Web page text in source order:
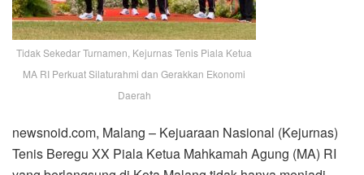
Tidak Sekedar Turnamen, Kejurnas Tenis Piala Ketua
MA RI Perkuat Silaturahmi dan Gerakkan Ekonomi
Daerah
newsnoid.com, Malang – Kejuaraan Nasional (Kejurnas)
Tenis Beregu XX Piala Ketua Mahkamah Agung (MA) RI